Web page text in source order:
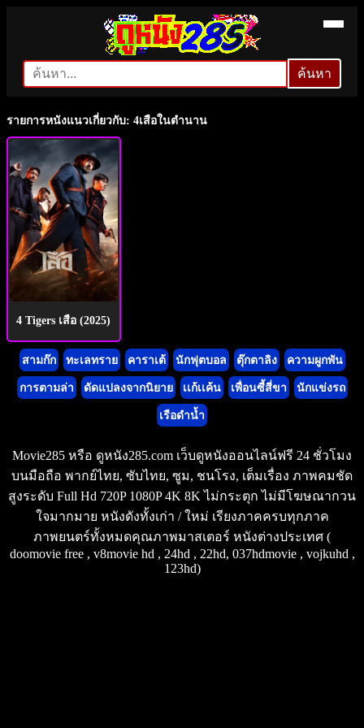
ค้นหา
ค้นหา
รายการหนังแนวเกี่ยวกับ: 4เสือในตำนาน
4 Tigers เสือ (2025)
สามก๊ก ทะเลทราย คาราเต้ นักฟุตบอล ตุ๊กตาลิง ความผูกพัน
การตามล่า ดัดแปลงจากนิยาย เเก้เเค้น เพื่อนซี้สี่ขา นักแข่งรถ
เรือดำน้ำ
Movie285 หรือ ดูหนัง285.com เว็บดูหนังออนไลน์ฟรี 24 ชั่วโมง
บนมือถือ พากย์ไทย, ซับไทย, ซูม, ชนโรง, เต็มเรื่อง ภาพคมชัด
สูงระดับ Full Hd 720P 1080P 4K 8K ไม่กระตุก ไม่มีโฆษณากวน
ใจมากมาย หนังดังทั้งเก่า / ใหม่ เรียงภาคครบทุกภาค
ภาพยนตร์ทั้งหมดคุณภาพมาสเตอร์ หนังต่างประเทศ (
doomovie free , v8movie hd , 24hd , 22hd, 037hdmovie , vojkuhd ,
123hd)